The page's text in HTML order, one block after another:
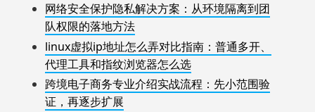
网络安全保护隐私解决方案：从环境隔离到团
队权限的落地方法
linux虚拟ip地址怎么弄对比指南：普通多开、
代理工具和指纹浏览器怎么选
跨境电子商务专业介绍实战流程：先小范围验
证，再逐步扩展